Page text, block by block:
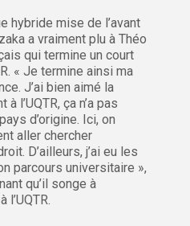
hybride mise de l’avant
a vraiment plu à Théo
qui termine un court
« Je termine ainsi ma
J’ai bien aimé la
l’UQTR, ça n’a pas
d’origine. Ici, on
aller chercher
D’ailleurs, j’ai eu les
parcours universitaire »,
qu’il songe à